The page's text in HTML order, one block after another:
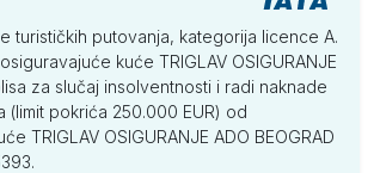
turističkih putovanja, kategorija licence A.
kuće TRIGLAV OSIGURANJE
za slučaj insolventnosti i radi naknade
(limit pokrića 250.000 EUR) od
TRIGLAV OSIGURANJE ADO BEOGRAD